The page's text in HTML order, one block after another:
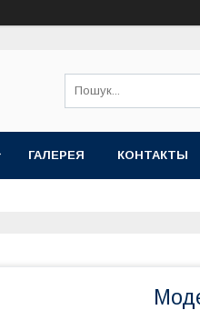
ГАЛЕРЕЯ КОНТАКТЫ